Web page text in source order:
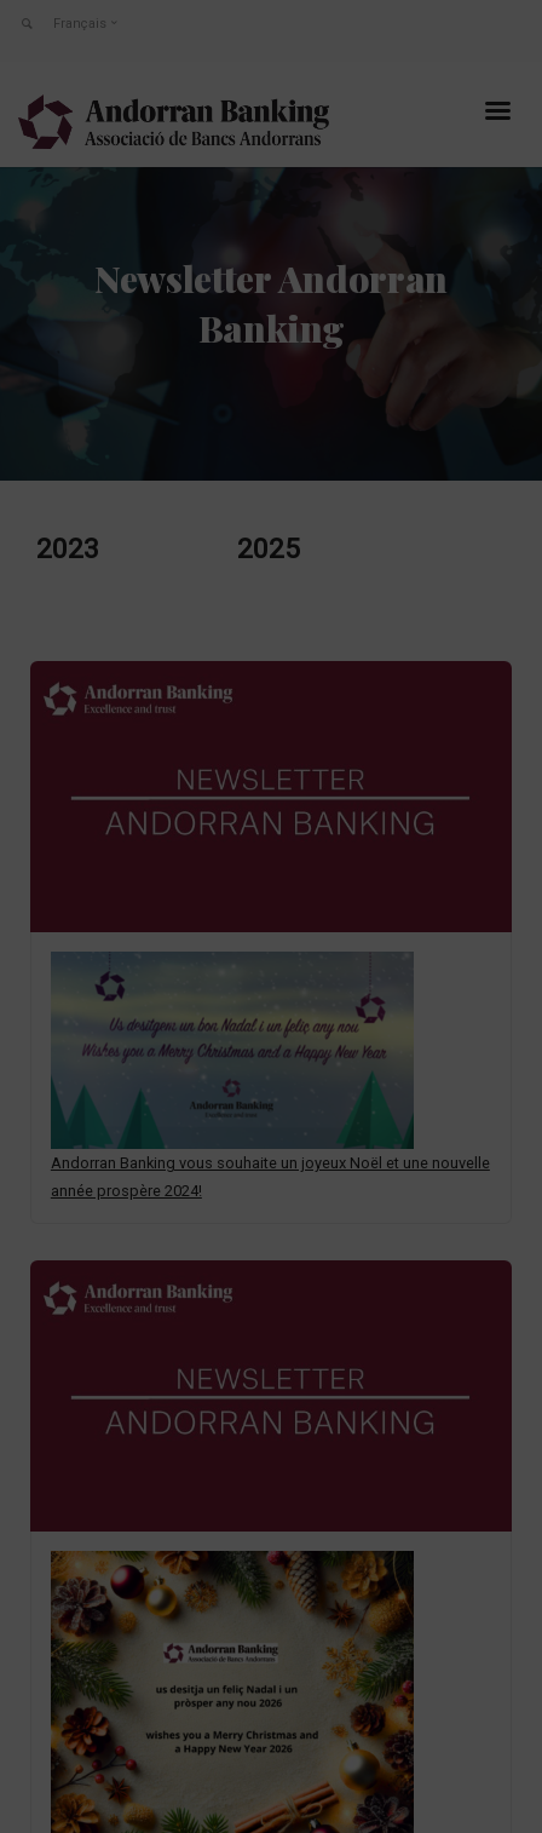
Français
Newsletter Andorran
Banking
2023 2025
Andorran Banking vous souhaite un joyeux Noël et une nouvelle
année prospère 2024!